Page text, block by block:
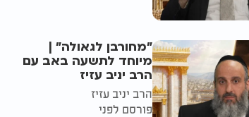
"מחורבן לגאולה" |
מיוחד לתשעה באב עם
הרב יניב עזיז
הרב יניב עזיז
פורסם לפני